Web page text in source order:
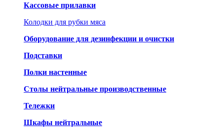
Кассовые прилавки
Колодки для рубки мяса
Оборудование для дезинфекции и очистки
Подставки
Полки настенные
Столы нейтральные производственные
Тележки
Шкафы нейтральные